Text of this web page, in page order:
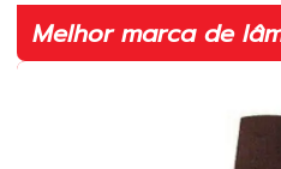
Embreagem completa para
Embreagem completa para
Fábrica de lâmina para roçadeira
Melhor marca de